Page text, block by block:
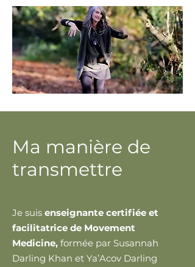
Ma manière de
transmettre
Je suis enseignante certifiée et
facilitatrice de Movement
Medicine, formée par Susannah
Darling Khan et Ya’Acov Darling